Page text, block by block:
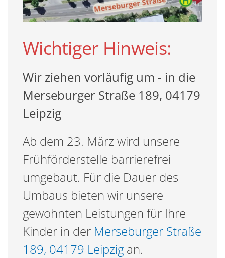
Wichtiger Hinweis:
Wir ziehen vorläufig um - in die
Merseburger Straße 189, 04179
Leipzig
Ab dem 23. März wird unsere
Frühförderstelle barrierefrei
umgebaut. Für die Dauer des
Umbaus bieten wir unsere
gewohnten Leistungen für Ihre
Kinder in der Merseburger Straße
189, 04179 Leipzig an.